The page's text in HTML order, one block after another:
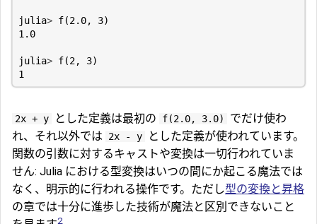
julia> f(2.0, 3)
1.0
julia> f(2, 3)
1
2x + y とした定義は最初の f(2.0, 3.0)
でだけ使わ
れ、それ以外では
2x - y
とした定義が使われています。
関数の引数に対するキャストや変換は一切行われていま
せん: Julia における型変換はいつの間にか起こる魔法では
なく、明示的に行われる操作です。ただし型の変換と昇格
の章では十分に進歩した技術が魔法と区別できないこと
2